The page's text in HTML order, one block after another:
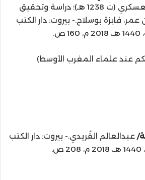
أبو راس الناصر المعسكري (ت 1238 هـ)؛ دراسة وتحقيق
فايزة بوسلاح.- بيروت: دار الكتب
عند علماء المغرب الأوسط)
عبدالعالم القُريدي.- بيروت: دار الكتب